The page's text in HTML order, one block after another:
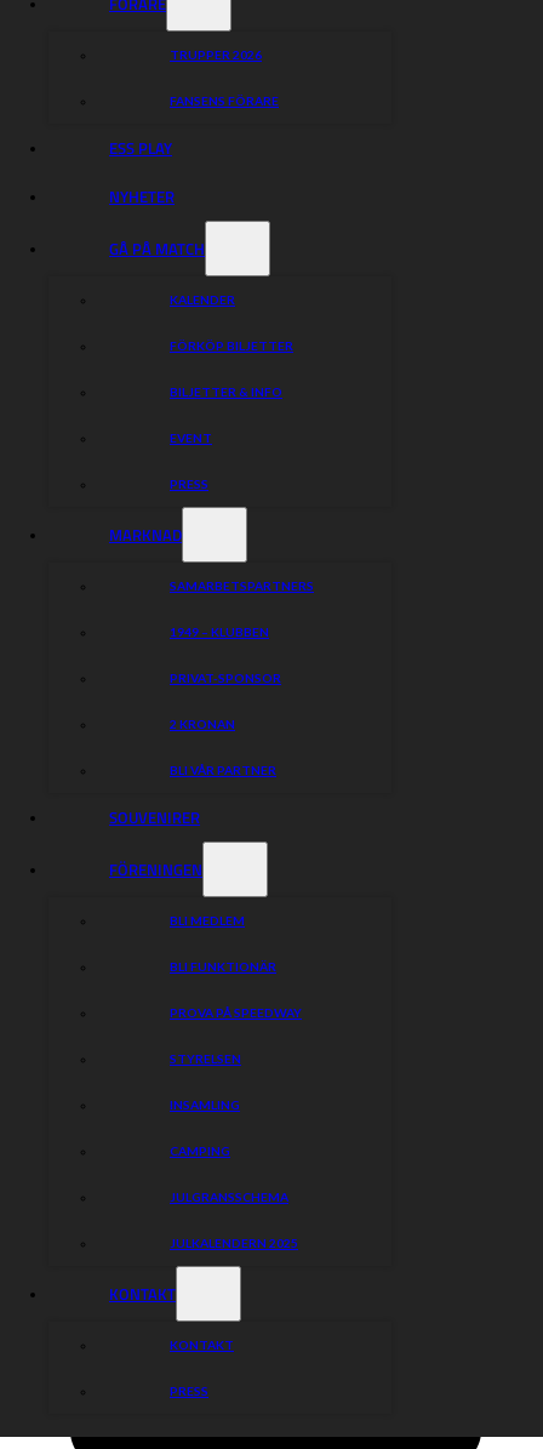
TRUPPER 2026
FANSENS FÖRARE
ESS PLAY
NYHETER
GÅ PÅ MATCH
KALENDER
FÖRKÖP BILJETTER
BILJETTER & INFO
EVENT
PRESS
MARKNAD
SAMARBETSPARTNERS
1949 – KLUBBEN
PRIVAT-SPONSOR
2 KRONAN
BLI VÅR PARTNER
SOUVENIRER
FÖRENINGEN
BLI MEDLEM
BLI FUNKTIONÄR
PROVA PÅ SPEEDWAY
STYRELSEN
INSAMLING
CAMPING
JULGRANSSCHEMA
JULKALENDERN 2025
KONTAKT
KONTAKT
PRESS